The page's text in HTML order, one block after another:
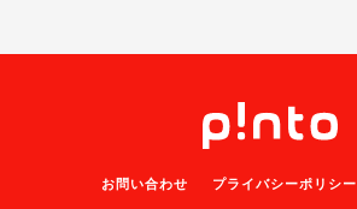
お問い合わせ プライバシーポリシー